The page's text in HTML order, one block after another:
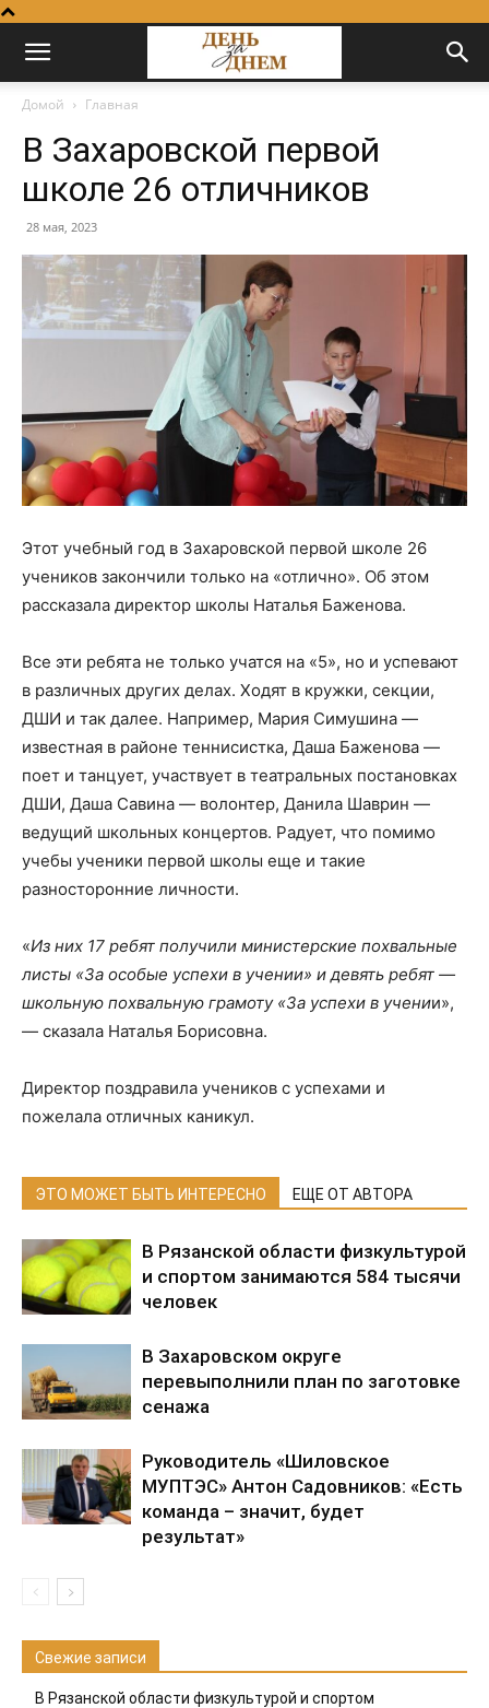
Домой Главная
В Захаровской первой
школе 26 отличников
28 мая, 2023
Этот учебный год в Захаровской первой школе 26
учеников закончили только на «отлично». Об этом
рассказала директор школы Наталья Баженова.
Все эти ребята не только учатся на «5», но и успевают
в различных других делах. Ходят в кружки, секции,
ДШИ и так далее. Например, Мария Симушина —
известная в районе теннисистка, Даша Баженова —
поет и танцует, участвует в театральных постановках
ДШИ, Даша Савина — волонтер, Данила Шаврин —
ведущий школьных концертов. Радует, что помимо
учебы ученики первой школы еще и такие
разносторонние личности.
«Из них 17 ребят получили министерские похвальные
листы «За особые успехи в учении» и девять ребят —
школьную похвальную грамоту «За успехи в учении»,
— сказала Наталья Борисовна.
Директор поздравила учеников с успехами и
пожелала отличных каникул.
ЭТО МОЖЕТ БЫТЬ ИНТЕРЕСНО ЕЩЕ ОТ АВТОРА
В Рязанской области физкультурой
и спортом занимаются 584 тысячи
человек
В Захаровском округе
перевыполнили план по заготовке
сенажа
Руководитель «Шиловское
МУПТЭС» Антон Садовников: «Есть
команда – значит, будет
результат»
Свежие записи
В Рязанской области физкультурой и спортом